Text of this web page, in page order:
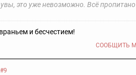
это уже невозможно. Всё пропитано
и бесчестием!
СООБЩИТЬ
#9